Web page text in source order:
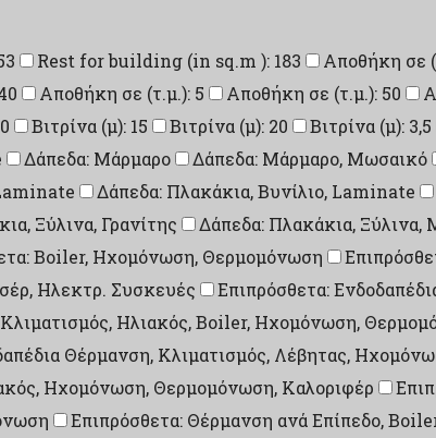
Rest for building (in sq.m ): 183 Αποθήκη σε
Αποθήκη σε (τ.μ.): 5 Αποθήκη σε (τ.μ.): 50
Βιτρίνα (μ): 15 Βιτρίνα (μ): 20 Βιτρίνα (μ): 3,5
Δάπεδα: Μάρμαρο Δάπεδα: Μάρμαρο, Μωσαικό
Δάπεδα: Πλακάκια, Βυνίλιο, Laminate
Ξύλινα, Γρανίτης Δάπεδα: Πλακάκια, Ξύλινα,
Boiler, Ηχομόνωση, Θερμομόνωση
Ηλεκτρ. Συσκευές
Επιπρόσθετα:
Ηλιακός, Boiler, Ηχομόνωση,
Θέρμανση, Κλιματισμός, Λέβητας,
Ηχομόνωση, Θερμομόνωση, Καλοριφέρ
Επιπρόσθετα: Θέρμανση ανά Επίπεδο,